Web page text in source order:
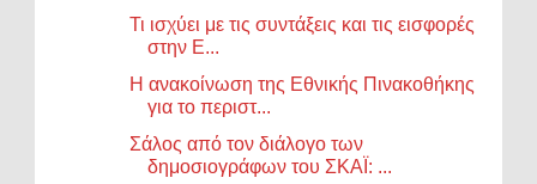
Τι ισχύει με τις συντάξεις και τις εισφορές
στην Ε...
Η ανακοίνωση της Εθνικής Πινακοθήκης
για το περιστ...
Σάλος από τον διάλογο των
δημοσιογράφων του ΣΚΑΪ: ...